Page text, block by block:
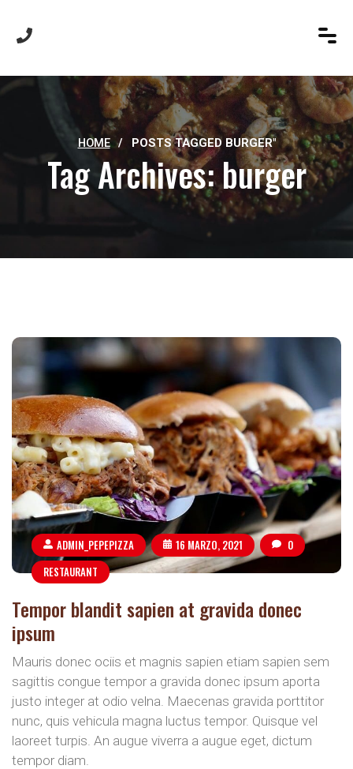
HOME / POSTS TAGGED BURGER"
Tag Archives: burger
ADMIN_PEPEPIZZA 16 MARZO, 2021
0
RESTAURANT
Tempor blandit sapien at gravida donec
ipsum
Mauris donec ociis et magnis sapien etiam sapien sem
sagittis congue tempor a gravida donec ipsum aporta
justo integer at odio velna. Maecenas gravida porttitor
nunc, quis vehicula magna luctus tempor. Quisque vel
laoreet turpis. An augue viverra a augue eget, dictum
tempor diam.